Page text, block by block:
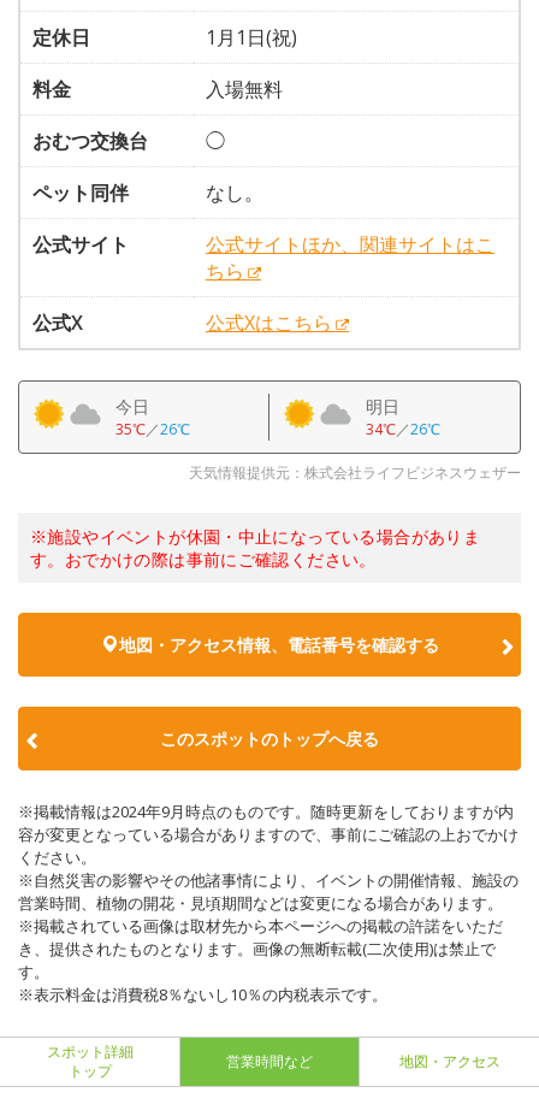
定休日
1月1日(祝)
料金
入場無料
おむつ交換台
◯
ペット同伴
なし。
公式サイト
公式サイトほか、関連サイトはこ
ちら
公式X
公式Xはこちら
今日
35℃／26℃
明日
34℃／26℃
天気情報提供元：株式会社ライフビジネスウェザー
※施設やイベントが休園・中止になっている場合がありま
す。おでかけの際は事前にご確認ください。
地図・アクセス情報、電話番号を確認する
このスポットのトップへ戻る
※掲載情報は2024年9月時点のものです。随時更新をしておりますが内
容が変更となっている場合がありますので、事前にご確認の上おでかけ
ください。
※自然災害の影響やその他諸事情により、イベントの開催情報、施設の
営業時間、植物の開花・見頃期間などは変更になる場合があります。
※掲載されている画像は取材先から本ページへの掲載の許諾をいただ
き、提供されたものとなります。画像の無断転載(二次使用)は禁止で
す。
※表示料金は消費税8％ないし10％の内税表示です。
スポット詳細
トップ
営業時間など 地図・アクセス